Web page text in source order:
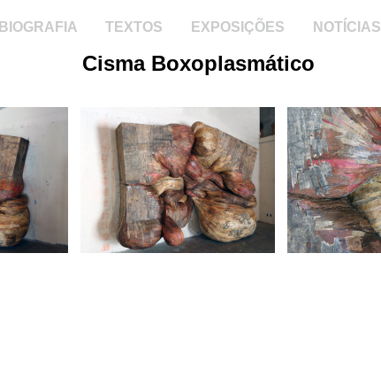
BIOGRAFIA TEXTOS EXPOSIÇÕES NOTÍCIAS
Cisma Boxoplasmático